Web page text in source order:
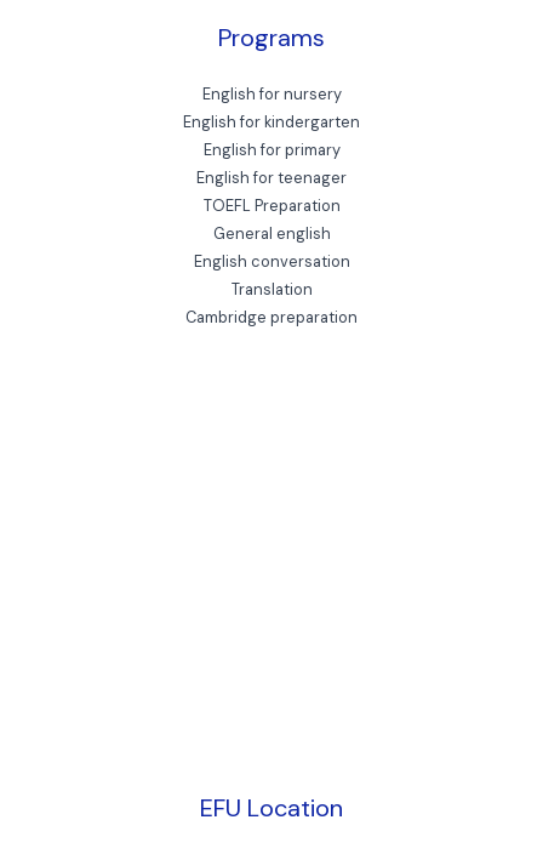
Programs
English for nursery
English for kindergarten
English for primary
English for teenager
TOEFL Preparation
General english
English conversation
Translation
Cambridge preparation
EFU Location